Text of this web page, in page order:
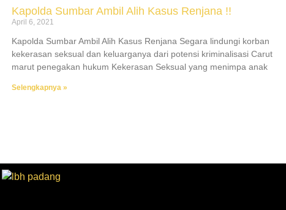
Kapolda Sumbar Ambil Alih Kasus Renjana !!
April 6, 2021
Kapolda Sumbar Ambil Alih Kasus Renjana Segara lindungi korban
kekerasan seksual dan keluarganya dari potensi kriminalisasi Carut
marut penegakan hukum Kekerasan Seksual yang menimpa anak
Selengkapnya »